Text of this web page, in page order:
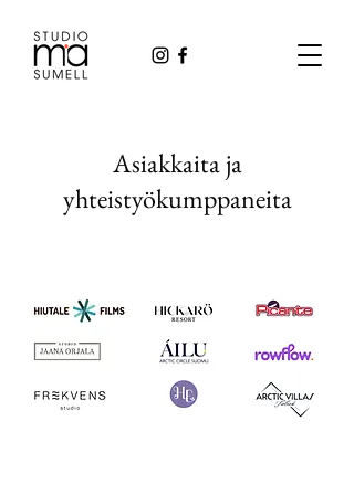
Asiakkaita ja
yhteistyökumppaneita